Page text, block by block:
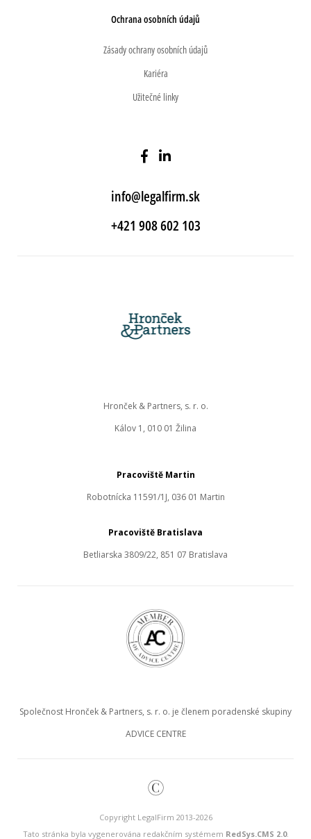
Ochrana osobních údajů
Zásady ochrany osobních údajů
Kariéra
Užitečné linky
info@legalfirm.sk
+421 908 602 103
Pracoviště Martin
Robotnícka 11591/1J, 036 01 Martin
Hronček & Partners, s. r. o.
Kálov 1, 010 01 Žilina
Pracoviště Bratislava
Betliarska 3809/22, 851 07 Bratislava
Společnost Hronček & Partners, s. r. o. je členem poradenské skupiny
ADVICE CENTRE
©
Copyright LegalFirm 2013-2026
Tato stránka byla vygenerována redakčním systémem RedSys.CMS 2.0.